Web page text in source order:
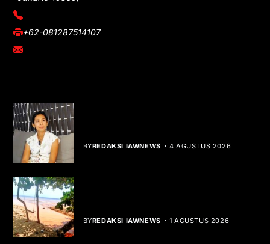
(021) 3908026
+62-081287514107
adm@iawnews.com
BYREDAKSI IAWNEWS 4 AGUSTUS 2026
BYREDAKSI IAWNEWS 1 AGUSTUS 2026